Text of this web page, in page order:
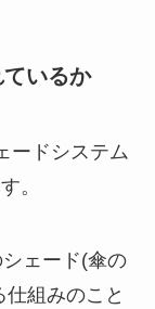
いるか
ードシステム
。
ェード(傘の
組みのこと